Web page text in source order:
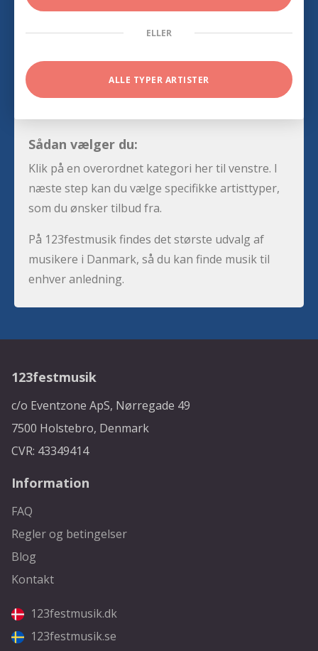
ELLER
ALLE TYPER ARTISTER
Sådan vælger du:
Klik på en overordnet kategori her til venstre. I
næste step kan du vælge specifikke artisttyper,
som du ønsker tilbud fra.
På 123festmusik findes det største udvalg af
musikere i Danmark, så du kan finde musik til
enhver anledning.
123festmusik
c/o Eventzone ApS, Nørregade 49
7500 Holstebro, Denmark
CVR: 43349414
Information
FAQ
Regler og betingelser
Blog
Kontakt
123festmusik.dk
123festmusik.se